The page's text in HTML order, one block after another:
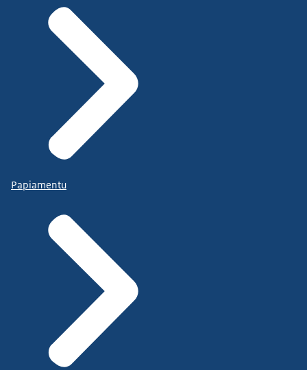
Papiamentu